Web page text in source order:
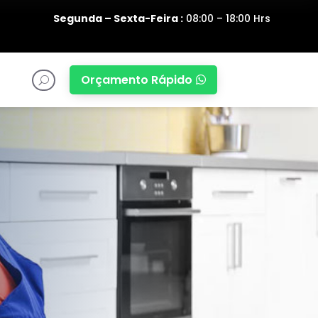
Segunda – Sexta-Feira :08:00 – 18:00 Hrs
U Orçamento Rápido 